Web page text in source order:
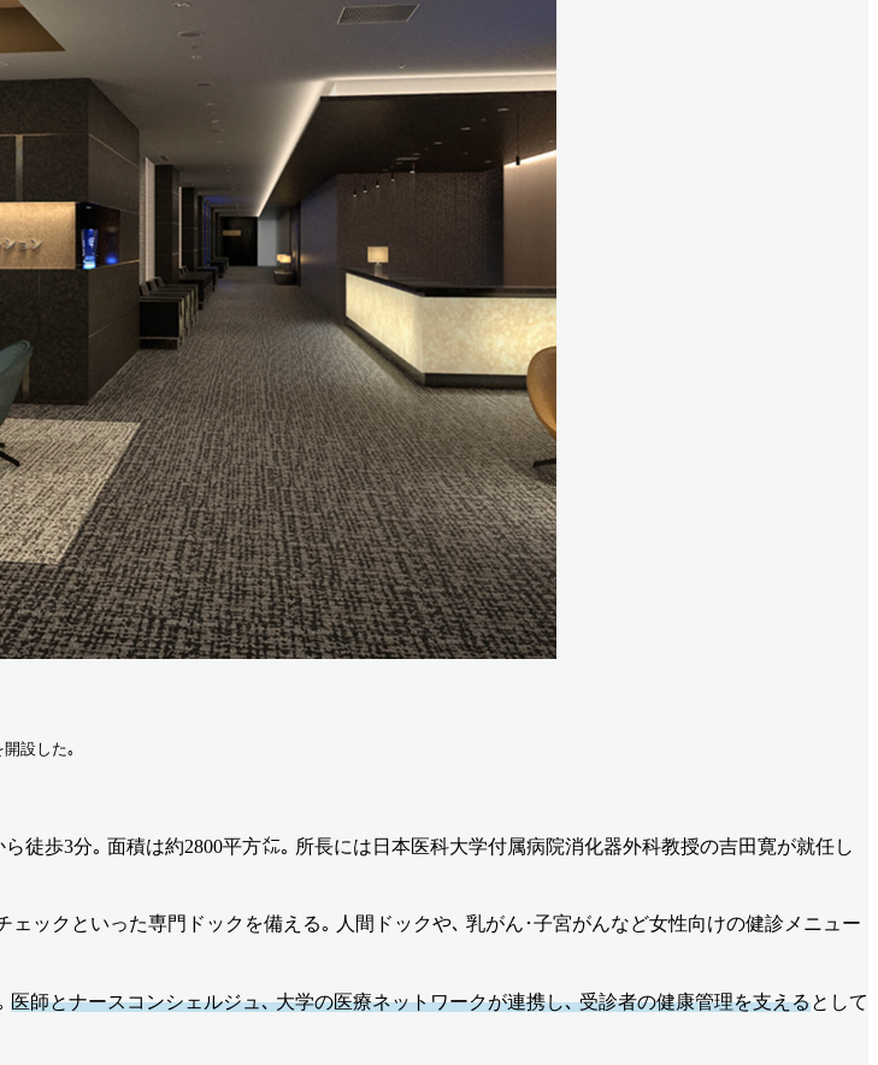
設した｡
徒歩3分｡ 面積は約2800平方㍍｡ 所長には日本医科大学付属病院消化器外科教授の吉田寛が就任し
ックといった専門ドックを備える｡ 人間ドックや､ 乳がん･子宮がんなど女性向けの健診メニュー
医師とナースコンシェルジュ､ 大学の医療ネットワークが連携し､ 受診者の健康管理を支えるとして